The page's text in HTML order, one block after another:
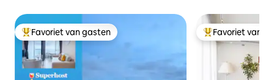
Topfavoriet van gasten
Favoriet van gasten Topfavoriet van
Favoriet van